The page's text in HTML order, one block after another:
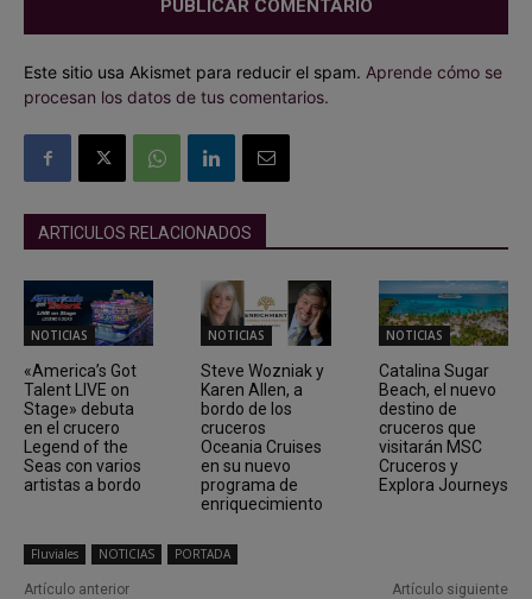
Este sitio usa Akismet para reducir el spam. Aprende cómo se
procesan los datos de tus comentarios.
ARTICULOS RELACIONADOS
NOTICIAS
«America’s Got
Talent LIVE on
Stage» debuta
en el crucero
Legend of the
Seas con varios
artistas a bordo
NOTICIAS
Steve Wozniak y
Karen Allen, a
bordo de los
cruceros
Oceania Cruises
en su nuevo
programa de
enriquecimiento
NOTICIAS
Catalina Sugar
Beach, el nuevo
destino de
cruceros que
visitarán MSC
Cruceros y
Explora Journeys
Fluviales NOTICIAS PORTADA
Artículo anterior Artículo siguiente